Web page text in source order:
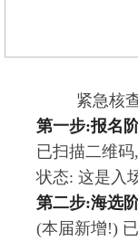
紧急核
第一步:报名
已扫描二维码
状态: 这是入
第二步:海选
(本届新增!)